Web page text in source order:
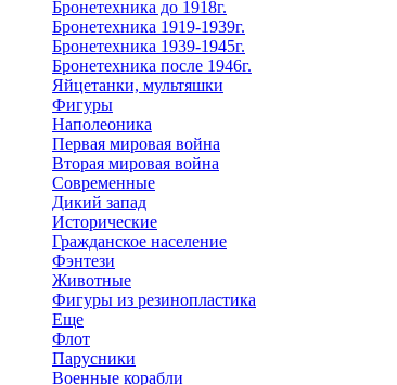
Бронетехника до 1918г.
Бронетехника 1919-1939г.
Бронетехника 1939-1945г.
Бронетехника после 1946г.
Яйцетанки, мультяшки
Фигуры
Наполеоника
Первая мировая война
Вторая мировая война
Современные
Дикий запад
Исторические
Гражданское население
Фэнтези
Животные
Фигуры из резинопластика
Еще
Флот
Парусники
Военные корабли